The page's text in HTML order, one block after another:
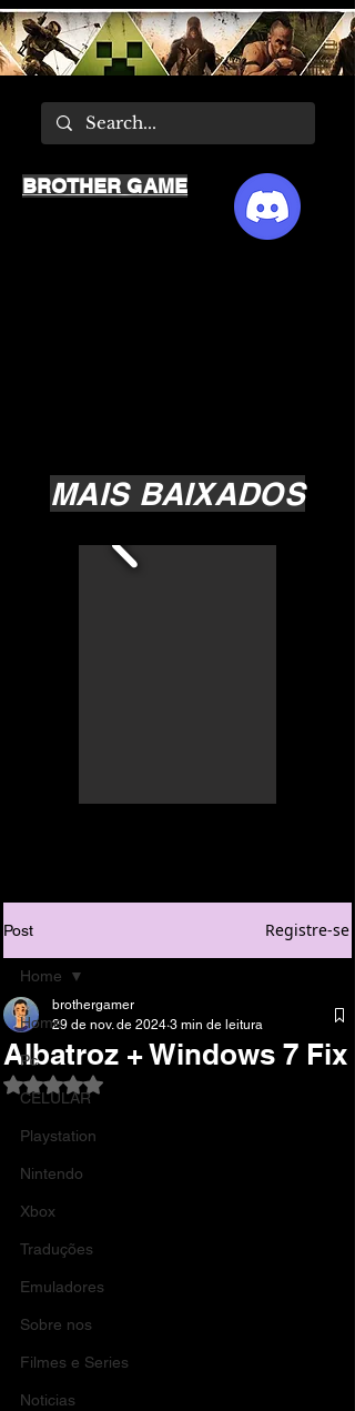
MAIS BAIXADOS
BROTHER GAME
Post Registre-se
Home
Pc
CELULAR
Playstation
Nintendo
Xbox
Traduções
Emuladores
Sobre nos
Filmes e Series
Noticias
Home
Albatroz + Windows 7 Fix
brothergamer
29 de nov. de 2024 3 min de leitura
Avaliado com NaN de 5 estrelas.